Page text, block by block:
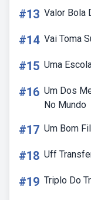
#13 Valor Bola
#14 Vai Toma
#15 Uma
#16 Um Dos
No Mundo
#17 Um Bom
#18 Uff
#19 Triplo Do